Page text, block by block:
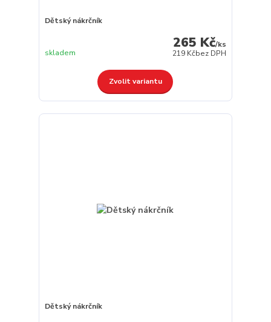
Dětský nákrčník
265 Kč/ks
219 Kčbez DPH
skladem
Zvolit variantu
Dětský nákrčník